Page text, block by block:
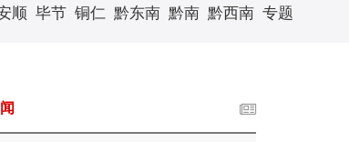
顺 毕节 铜仁 黔东南 黔南 黔西南 专题